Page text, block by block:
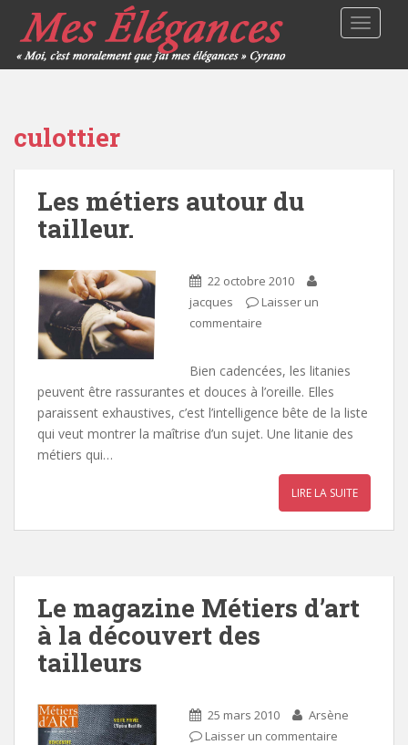
culottier
Les métiers autour du
tailleur.
22 octobre 2010
jacques
Laisser un
commentaire
Bien cadencées, les litanies
peuvent être rassurantes et douces à l’oreille. Elles
paraissent exhaustives, c’est l’intelligence bête de la liste
qui veut montrer la maîtrise d’un sujet. Une litanie des
métiers qui…
LIRE LA SUITE
Le magazine Métiers d’art
à la découvert des
tailleurs
25 mars 2010
Arsène
Laisser un commentaire